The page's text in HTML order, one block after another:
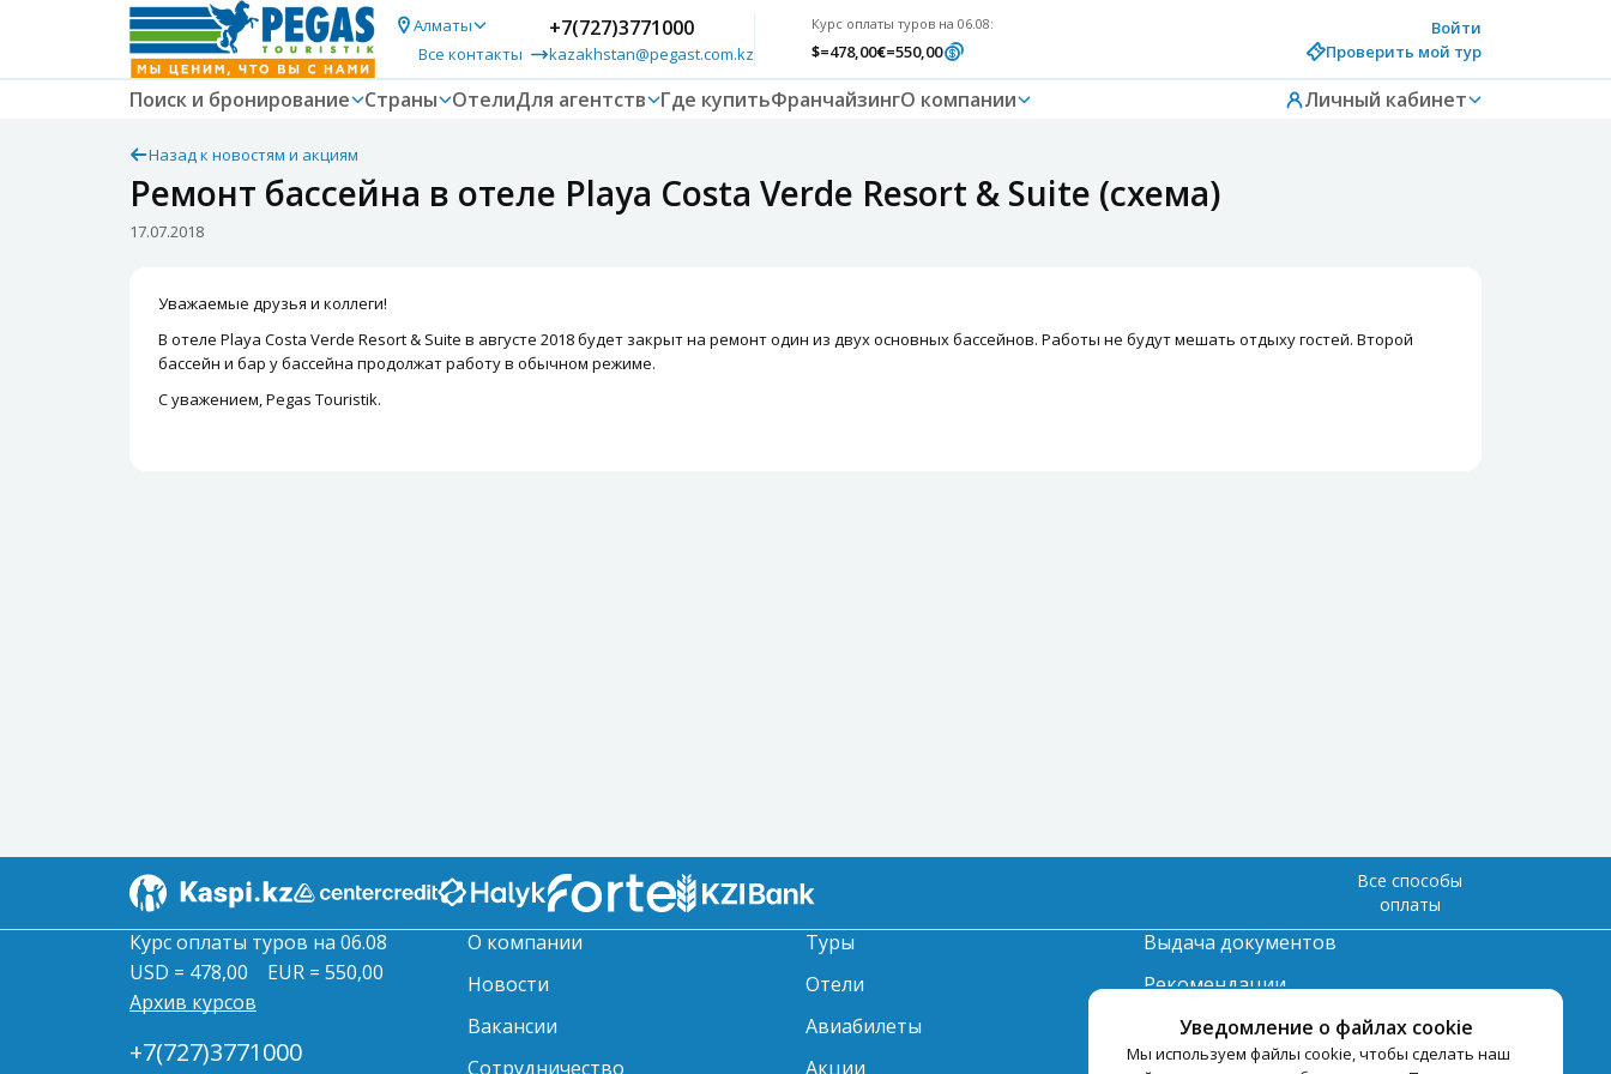
Алматы
Все контакты
+7(727)3771000
kazakhstan@pegast.com.kz
Курс оплаты туров на 06.08:
$=478,00€=550,00
Войти
Проверить мой тур
Поиск и бронирование Страны ОтелиДля агентств Где купитьФранчайзингО компании Личный кабинет
Назад к новостям и акциям
Ремонт бассейна в отеле Playa Costa Verde Resort & Suite (схема)
17.07.2018
Уважаемые друзья и коллеги!
В отеле Playa Costa Verde Resort & Suite в августе 2018 будет закрыт на ремонт один из двух основных бассейнов. Работы не будут мешать отдыху гостей. Второй
бассейн и бар у бассейна продолжат работу в обычном режиме.
С уважением, Pegas Touristik.
Уведомление о файлах cookie
Мы используем файлы cookie, чтобы сделать наш
Все способы
оплаты
Курс оплаты туров на 06.08
USD = 478,00
EUR = 550,00
Архив курсов
+7(727)3771000
О компании
Новости
Вакансии
Сотрудничество
Туры
Отели
Авиабилеты
Акции
Выдача документов
Рекомендации
Вопрос-ответ
Счет и оплата